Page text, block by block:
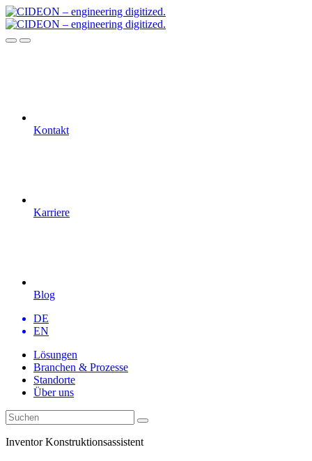
Kontakt
Karriere
Blog
DE
EN
Lösungen
Branchen & Prozesse
Standorte
Über uns
Inventor Konstruktionsassistent